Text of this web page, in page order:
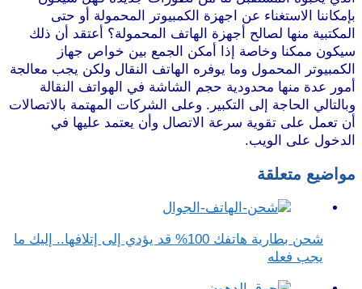
بإمكاننا الاستغناء عن اجهزة الكمبيوتر المحمولة أو حتى
المكتبية منها لصالح أجهزة الهاتف المحمولة؟ أعتقد أن ذلك
سيكون ممكنا وخاصة إذا أمكن الجمع بين خواص جهاز
الكمبيوتر المحمول وما يوفره الهاتف النقال ولكن يجب معالجة
أمور عدة منها محدودية حجم الشاشة في الهواتف النقالة
وبالتالي الحاجة إلى التكبير. وعلى الشركات المهتمة بالاتصالات
أن تعمل على تقوية سرعة الاتصال وأن يعتمد عليها في
الدخول على الويب.
مواضيع متعلقة
شحن بطارية هاتفك 100% قد يؤدي إلى إتلافها.. إليك ما
يجب فعله